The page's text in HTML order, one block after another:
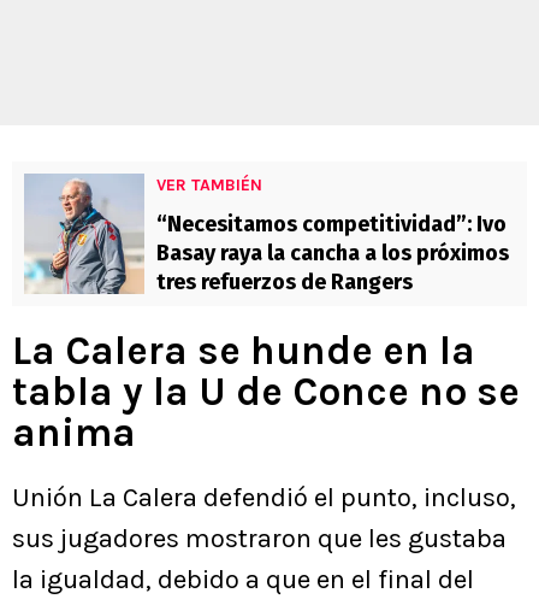
VER TAMBIÉN
“Necesitamos competitividad”: Ivo
Basay raya la cancha a los próximos
tres refuerzos de Rangers
La Calera se hunde en la
tabla y la U de Conce no se
anima
Unión La Calera defendió el punto, incluso,
sus jugadores mostraron que les gustaba
la igualdad, debido a que en el final del